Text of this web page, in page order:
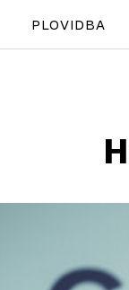
PLOVIDBA